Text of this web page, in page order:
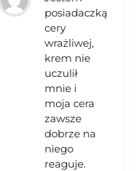
posiadaczką
cery
wrażliwej,
krem nie
uczulił
mnie i
moja cera
zawsze
dobrze na
niego
reaguje.